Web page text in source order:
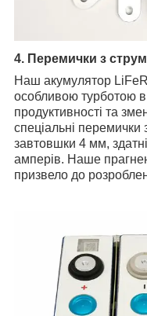
4. Перемички з
Наш акумулятор LiFeR
особливою турботою
продуктивності та
спеціальні перемички
завтовшки 4 мм,
амперів. Наше
призвело до